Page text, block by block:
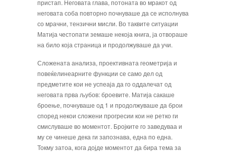
пристап. Негова­та глава, потоната во мракот од
неговата соба повторно почнуваше да се исполну­ва
со мрачни, тензични мисли. Во таквите ситуации
Матија честопати земаше некоја книга, ја отвораше
на било која страница и продолжуваше да учи.
Сложената анализа, проективната геометрија и
повеќелинеарните функции се само дел од
предметите кои не успеаја да го оддалечат од
неговата прва љубов: броевите. Матија сакаше
броење, почну­ваше од 1 и продолжуваше да брои
спо­ред некои сложени прогресии кои не рет­ко ги
смислуваше во моментот. Бројките го заведуваа и
му се чинеше дека ги запозна­ва, една по една.
Токму затоа, кога дојде моментот да бира тема за